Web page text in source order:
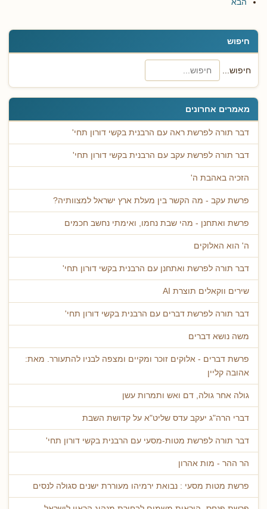
חיפוש
חיפוש...
מאמרים אחרונים
דבר תורה לפרשת ראה עם הרבנית בקשי דורון תחי'
דבר תורה לפרשת עקב עם הרבנית בקשי דורון תחי'
הזכיה באהבת ה'
פרשת עקב - מה הקשר בין מעלת ארץ ישראל למצוותיה?
פרשת ואתחנן - מהי שבת נחמו, ואימתי נחשב חכמים
ה' הוא האלוקים
דבר תורה לפרשת ואתחנן עם הרבנית בקשי דורון תחי'
שירים ווקאלים תוצרת AI
דבר תורה לפרשת דברים עם הרבנית בקשי דורון תחי'
משה נושא דברים
פרשת דברים - אלוקים זוכר ומקיים ומצפה לבניו להתעורר. מאת:
אהובה קליין
גולה אחר גולה, דם ואש ותמרות עשן
דברי הרה"ג יעקב עדס שליט"א על קדושת השבת
דבר תורה לפרשת מטות-מסעי עם הרבנית בקשי דורון תחי'
הר ההר - מות אהרון
פרשת מטות מסעי : נבואת ירמיהו מעוררת ישנים סגולה לנסים